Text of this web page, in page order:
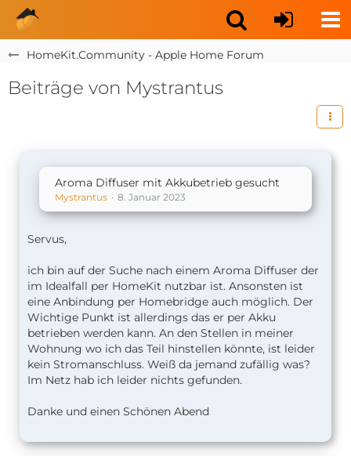
HomeKit.Community - Apple Home Forum
Beiträge von Mystrantus
Aroma Diffuser mit Akkubetrieb gesucht
Mystrantus 8. Januar 2023
Servus,
ich bin auf der Suche nach einem Aroma Diffuser der
im Idealfall per HomeKit nutzbar ist. Ansonsten ist
eine Anbindung per Homebridge auch möglich. Der
Wichtige Punkt ist allerdings das er per Akku
betrieben werden kann. An den Stellen in meiner
Wohnung wo ich das Teil hinstellen könnte, ist leider
kein Stromanschluss. Weiß da jemand zufällig was?
Im Netz hab ich leider nichts gefunden.
Danke und einen Schönen Abend